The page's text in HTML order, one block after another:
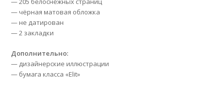
— чёрная матовая обложка
— не датирован
— 2 закладки
Дополнительно:
— дизайнерские иллюстрации
— бумага класса «Elit»